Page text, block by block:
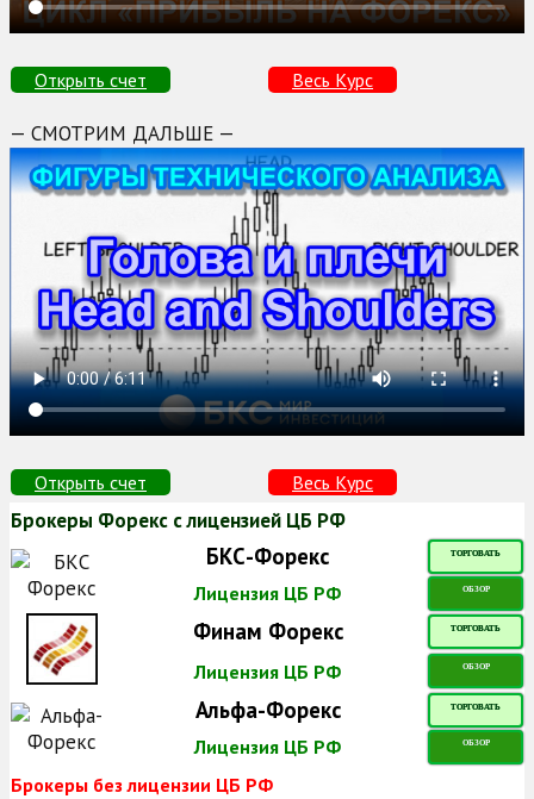
Открыть счет Весь Курс
— СМОТРИМ ДАЛЬШЕ —
Открыть счет Весь Курс
Брокеры Форекс с лицензией ЦБ РФ
БКС-Форекс ТОРГОВАТЬ
Лицензия ЦБ РФ ОБЗОР
Финам Форекс ТОРГОВАТЬ
Лицензия ЦБ РФ ОБЗОР
Альфа-Форекс ТОРГОВАТЬ
Лицензия ЦБ РФ ОБЗОР
Брокеры без лицензии ЦБ РФ